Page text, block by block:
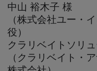
中山 裕木子 様
（株式会社ユー・
役）
クラリベイトソリ
（クラリベイト・